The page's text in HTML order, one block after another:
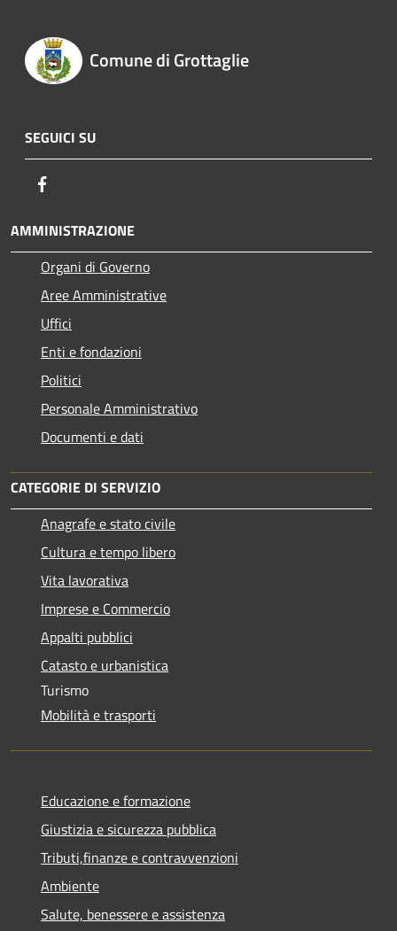
Comune di Grottaglie
SEGUICI SU
AMMINISTRAZIONE
Organi di Governo
Aree Amministrative
Uffici
Enti e fondazioni
Politici
Personale Amministrativo
Documenti e dati
CATEGORIE DI SERVIZIO
Anagrafe e stato civile
Cultura e tempo libero
Vita lavorativa
Imprese e Commercio
Appalti pubblici
Catasto e urbanistica
Turismo
Mobilità e trasporti
Educazione e formazione
Giustizia e sicurezza pubblica
Tributi,finanze e contravvenzioni
Ambiente
Salute, benessere e assistenza